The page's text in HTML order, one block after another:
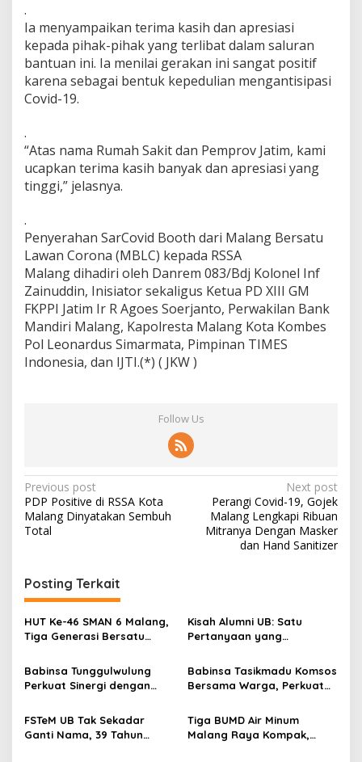
.
Ia menyampaikan terima kasih dan apresiasi
kepada pihak-pihak yang terlibat dalam saluran
bantuan ini. Ia menilai gerakan ini sangat positif
karena sebagai bentuk kepedulian mengantisipasi
Covid-19.
.
“Atas nama Rumah Sakit dan Pemprov Jatim, kami
ucapkan terima kasih banyak dan apresiasi yang
tinggi,” jelasnya.
.
Penyerahan SarCovid Booth dari Malang Bersatu
Lawan Corona (MBLC) kepada RSSA
Malang dihadiri oleh Danrem 083/Bdj Kolonel Inf
Zainuddin, Inisiator sekaligus Ketua PD XIII GM
FKPPI Jatim Ir R Agoes Soerjanto, Perwakilan Bank
Mandiri Malang, Kapolresta Malang Kota Kombes
Pol Leonardus Simarmata, Pimpinan TIMES
Indonesia, dan IJTI.(*) ( JKW )
Follow Us
P
o
s
n
a
v
i
g
a
t
i
Previous post
PDP Positive di RSSA Kota
Malang Dinyatakan Sembuh
Total
Next post
Perangi Covid-19, Gojek
Malang Lengkapi Ribuan
Mitranya Dengan Masker
dan Hand Sanitizer
Posting Terkait
HUT Ke-46 SMAN 6 Malang,
Tiga Generasi Bersatu
Kebersamaan, ini Kata
Untari
Kisah Alumni UB: Satu
Pertanyaan yang
Babinsa Tunggulwulung
Perkuat Sinergi dengan
Aman dan Kondusif
Babinsa Tasikmadu Komsos
Bersama Warga, Perkuat
Kondusivitas Wilayah
FSTeM UB Tak Sekadar
Ganti Nama, 39 Tahun
Tiga BUMD Air Minum
Malang Raya Kompak,